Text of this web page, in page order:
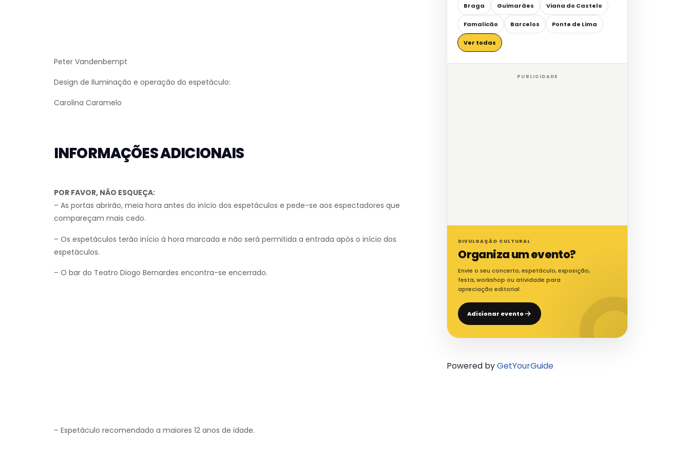
Peter Vandenbempt
Design de Iluminação e operação do espetáculo:
Carolina Caramelo
INFORMAÇÕES ADICIONAIS
POR FAVOR, NÃO ESQUEÇA:
– As portas abrirão, meia hora antes do início dos espetáculos e pede-se aos espectadores que
compareçam mais cedo.
– Os espetáculos terão início à hora marcada e não será permitida a entrada após o início dos
espetáculos.
– O bar do Teatro Diogo Bernardes encontra-se encerrado.
– Espetáculo recomendado a maiores 12 anos de idade.
Braga Guimarães Viana do Castelo
Famalicão Barcelos Ponte de Lima
Ver todas
PUBLICIDADE
DIVULGAÇÃO CULTURAL
Organiza um evento?
Envie o seu concerto, espetáculo, exposição,
festa, workshop ou atividade para
apreciação editorial.
Adicionar evento
Powered byGetYourGuide